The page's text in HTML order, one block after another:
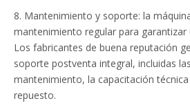
8. Mantenimiento y soporte: la
mantenimiento regular para
Los fabricantes de buena reputación
soporte postventa integral, incluidas
mantenimiento, la capacitación
repuesto.